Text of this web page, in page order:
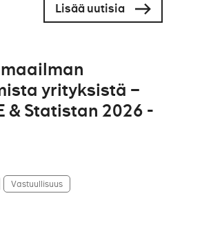
Lisää uutisia
yrityksistä –
& Statistan 2026 -
Vastuullisuus